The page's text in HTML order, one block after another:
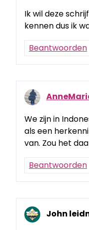
Ik wil deze
kennen dus ik
Beantwoorden
We zijn in
als een
van. Zou het
Beantwoorden
John